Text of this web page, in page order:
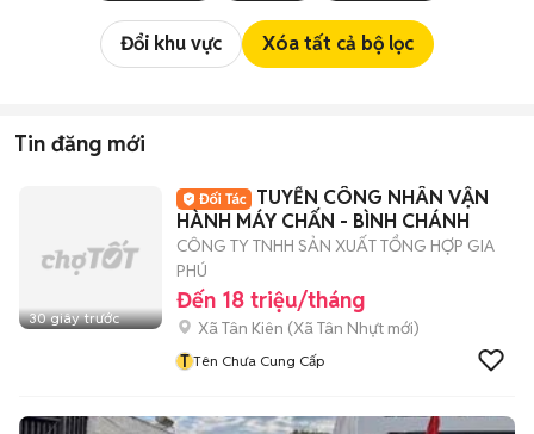
Đổi khu vực Xóa tất cả bộ lọc
Tin đăng mới
30 giây trước
TUYỂN CÔNG NHÂN VẬN
HÀNH MÁY CHẤN - BÌNH CHÁNH
CÔNG TY TNHH SẢN XUẤT TỔNG HỢP GIA
PHÚ
Đến 18 triệu/tháng
Xã Tân Kiên (Xã Tân Nhựt mới)
T Tên Chưa Cung Cấp